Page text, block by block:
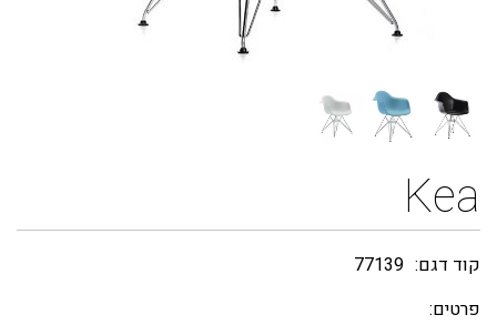
Kea
קוד דגם: 77139
פרטים: